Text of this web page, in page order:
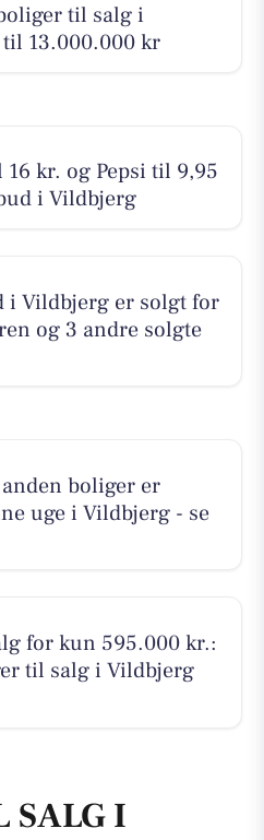
til salg i
13.000.000 kr
kr. og Pepsi til 9,95
i Vildbjerg
i Vildbjerg er solgt for
og 3 andre solgte
boliger er
uge i Vildbjerg - se
for kun 595.000 kr.:
til salg i Vildbjerg
SALG I